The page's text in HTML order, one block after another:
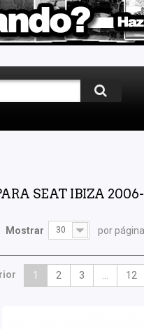
SEAT IBIZA
Mostrar 30 por página
1 2 3 12